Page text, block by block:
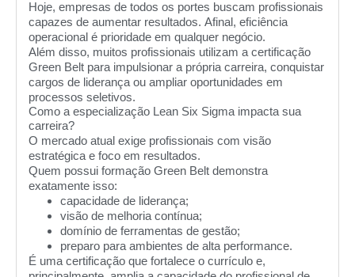
Hoje, empresas de todos os portes buscam profissionais
capazes de aumentar resultados. Afinal, eficiência
operacional é prioridade em qualquer negócio.
Além disso, muitos profissionais utilizam a certificação
Green Belt para impulsionar a própria carreira, conquistar
cargos de liderança ou ampliar oportunidades em
processos seletivos.
Como a especialização Lean Six Sigma impacta sua
carreira?
O mercado atual exige profissionais com visão
estratégica e foco em resultados.
Quem possui formação Green Belt demonstra
exatamente isso:
capacidade de liderança;
visão de melhoria contínua;
domínio de ferramentas de gestão;
preparo para ambientes de alta performance.
É uma certificação que fortalece o currículo e,